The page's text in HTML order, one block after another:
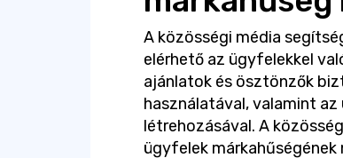
A közösségi média
elérhető az ügyfelekkel
ajánlatok és ösztönzők
használatával, valamint
létrehozásával. A
ügyfelek márkahűségének